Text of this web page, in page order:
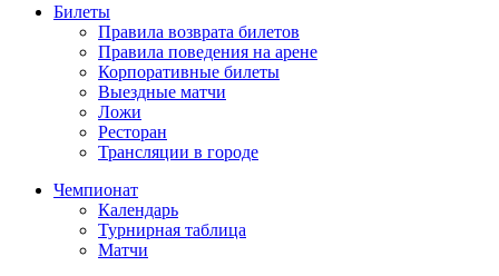
Билеты
Правила возврата билетов
Правила поведения на арене
Корпоративные билеты
Выездные матчи
Ложи
Ресторан
Трансляции в городе
Чемпионат
Календарь
Турнирная таблица
Матчи